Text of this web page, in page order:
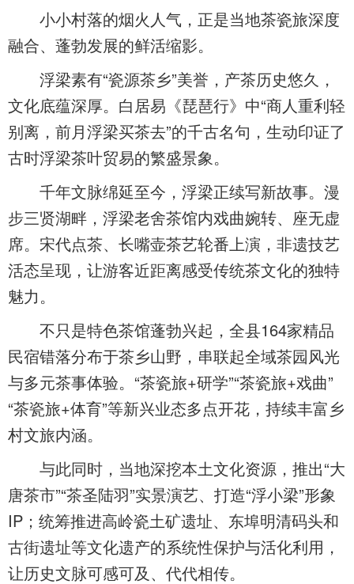
小小村落的烟火人气，正是当地茶瓷旅深度
融合、蓬勃发展的鲜活缩影。
浮梁素有“瓷源茶乡”美誉，产茶历史悠久，
文化底蕴深厚。白居易《琵琶行》中“商人重利轻
别离，前月浮梁买茶去”的千古名句，生动印证了
古时浮梁茶叶贸易的繁盛景象。
千年文脉绵延至今，浮梁正续写新故事。漫
步三贤湖畔，浮梁老舍茶馆内戏曲婉转、座无虚
席。宋代点茶、长嘴壶茶艺轮番上演，非遗技艺
活态呈现，让游客近距离感受传统茶文化的独特
魅力。
不只是特色茶馆蓬勃兴起，全县164家精品
民宿错落分布于茶乡山野，串联起全域茶园风光
与多元茶事体验。“茶瓷旅+研学”“茶瓷旅+戏曲”
“茶瓷旅+体育”等新兴业态多点开花，持续丰富乡
村文旅内涵。
与此同时，当地深挖本土文化资源，推出“大
唐茶市”“茶圣陆羽”实景演艺、打造“浮小梁”形象
IP；统筹推进高岭瓷土矿遗址、东埠明清码头和
古街遗址等文化遗产的系统性保护与活化利用，
让历史文脉可感可及、代代相传。